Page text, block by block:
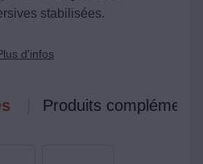
stabilisées.
d'infos
Produits